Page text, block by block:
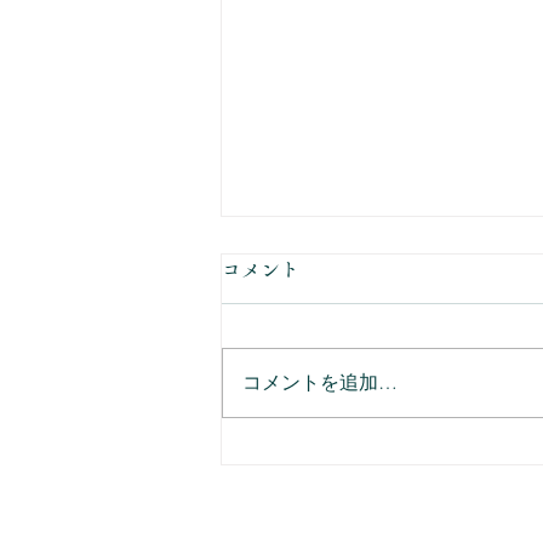
コメント
コメントを追加…